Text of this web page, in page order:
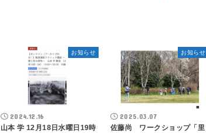
お知らせ
2024.12.16
山本 学 12月18日水曜日19時
お知らせ
2025.03.07
佐藤尚 ワークショップ「里